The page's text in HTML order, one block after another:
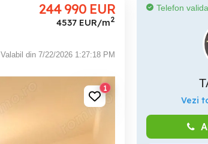
244 990 EUR
4537 EUR/m2
Valabil din 7/22/2026 1:27:18 PM
1
Telefon
Vezi